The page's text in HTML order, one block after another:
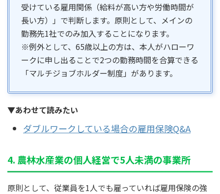
受けている雇用関係（給料が高い方や労働時間が
長い方）」で判断します。原則として、メインの
勤務先1社でのみ加入することになります。
※例外として、65歳以上の方は、本人がハローワ
ークに申し出ることで2つの勤務時間を合算できる
「マルチジョブホルダー制度」があります。
▼あわせて読みたい
ダブルワークしている場合の雇用保険Q&A
4. 農林水産業の個人経営で5人未満の事業所
原則として、従業員を1人でも雇っていれば雇用保険の強